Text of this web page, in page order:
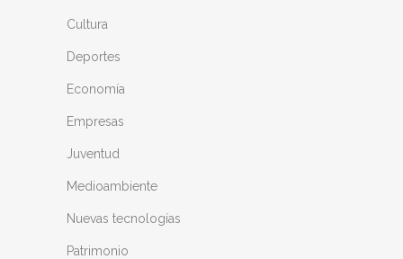
Cultura
Deportes
Economía
Empresas
Juventud
Medioambiente
Nuevas tecnologías
Patrimonio